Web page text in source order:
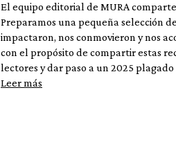
El equipo editorial de MURA
Preparamos una pequeña selección
impactaron, nos conmovieron y nos
con el propósito de compartir estas
lectores y dar paso a un 2025
Leer más